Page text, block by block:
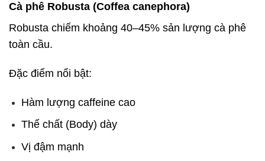
Cà phê Robusta (Coffea canephora)
Robusta chiếm khoảng 40–45% sản lượng cà phê
toàn cầu.
Đặc điểm nổi bật:
Hàm lượng caffeine cao
Thể chất (Body) dày
Vị đậm mạnh